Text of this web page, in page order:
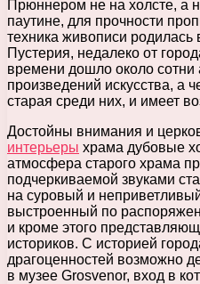
Прюннером не на холсте, а
паутине, для прочности
техника живописи
Пустерия, недалеко от
времени дошло около
произведений искусства, а
старая среди них, и имеет
Достойны внимания и
интерьеры храма дубовые
атмосфера старого храма
подчеркиваемой звуками
на суровый и
выстроенный по
и кроме этого
историков. С историей
драгоценностей возможно
в музее Grosvenor, вход в